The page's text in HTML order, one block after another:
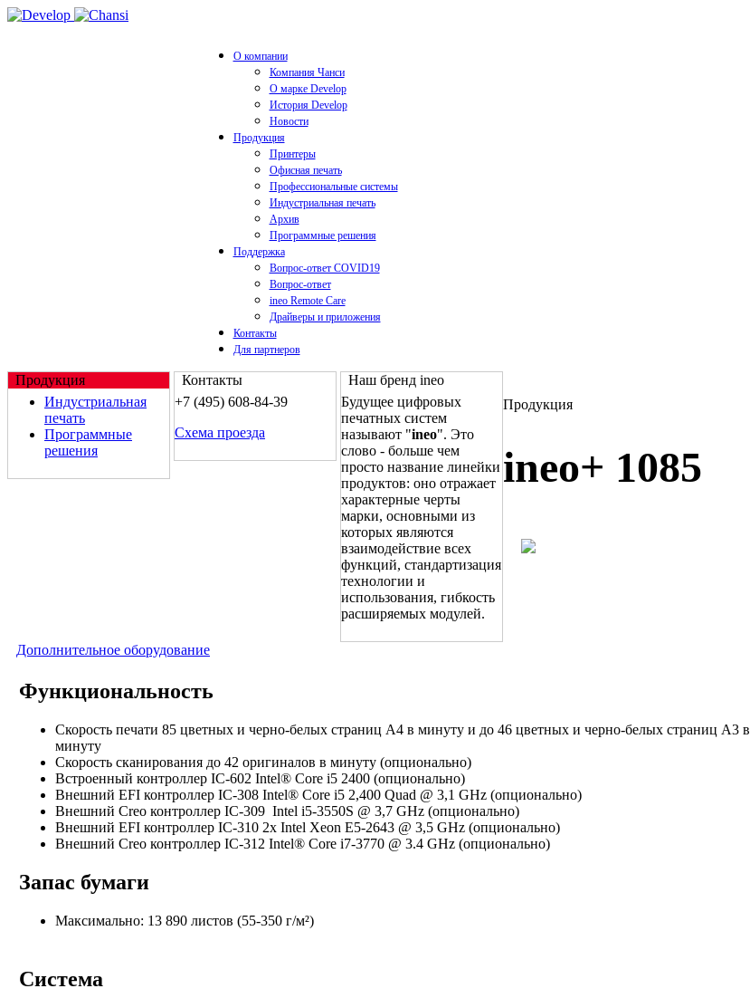
О компании
Компания Чанси
О марке Develop
История Develop
Новости
Продукция
Принтеры
Офисная печать
Профессиональные системы
Индустриальная печать
Архив
Программные решения
Поддержка
Вопрос-ответ COVID19
Вопрос-ответ
ineo Remote Care
Драйверы и приложения
Контакты
Для партнеров
Продукция
Индустриальная
печать
Программные
решения
Контакты
+7 (495) 608-84-39
Схема проезда
Наш бренд ineo
Будущее цифровых
печатных систем
называют "ineo". Это
слово - больше чем
просто название линейки
продуктов: оно отражает
характерные черты
марки, основными из
которых являются
взаимодействие всех
функций, стандартизация
технологии и
использования, гибкость
расширяемых модулей.
Продукция
ineo+ 1085
Дополнительное оборудование
Функциональность
Скорость печати 85 цветных и черно-белых страниц А4 в минуту и до 46 цветных и черно-белых страниц А3 в
минуту
Скорость сканирования до 42 оригиналов в минуту (опционально)
Встроенный контроллер IC-602 Intel® Core i5 2400 (опционально)
Внешний EFI контроллер IC-308 Intel® Core i5 2,400 Quad @ 3,1 GHz (опционально)
Внешний Creo контроллер IC-309 Intel i5-3550S @ 3,7 GHz (опционально)
Внешний EFI контроллер IC-310 2x Intel Xeon E5-2643 @ 3,5 GHz (опционально)
Внешний Creo контроллер IC-312 Intel® Core i7-3770 @ 3.4 GHz (опционально)
Запас бумаги
Максимально: 13 890 листов (55-350 г/м²)
Система